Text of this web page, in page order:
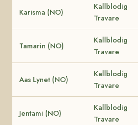
Karisma (NO)
Kallblodig
Travare
Tamarin (NO)
Kallblodig
Travare
Aas Lynet (NO)
Kallblodig
Travare
Jentami (NO)
Kallblodig
Travare